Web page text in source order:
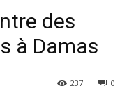
des
à Damas
0
237